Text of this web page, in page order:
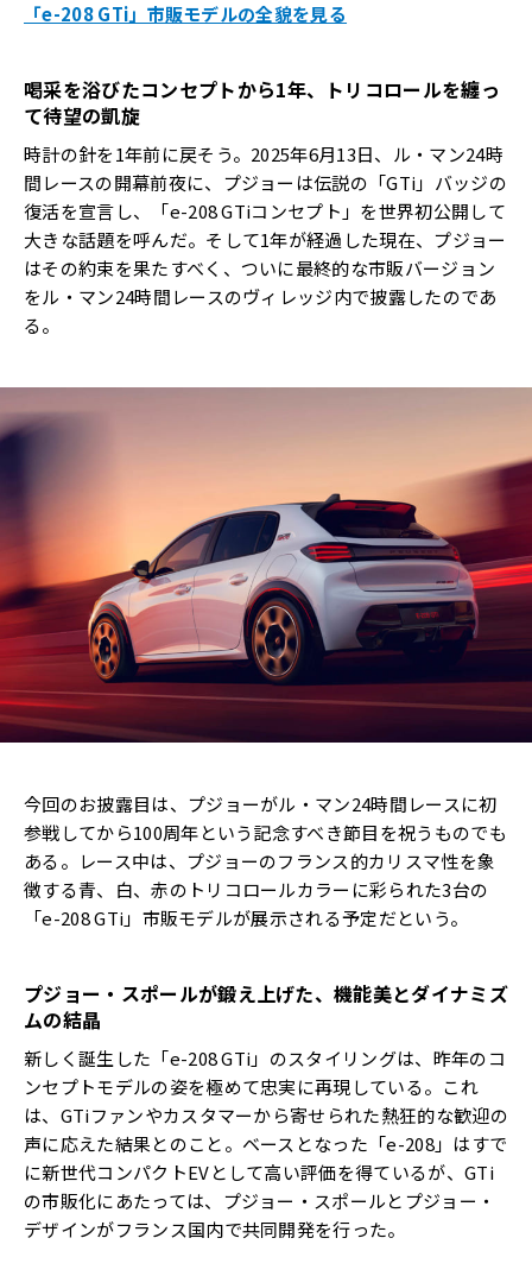
「e-208 GTi」市販モデルの全貌を見る
喝采を浴びたコンセプトから1年、トリコロールを纏っ
て待望の凱旋
時計の針を1年前に戻そう。2025年6月13日、ル・マン24時
間レースの開幕前夜に、プジョーは伝説の「GTi」バッジの
復活を宣言し、「e-208 GTiコンセプト」を世界初公開して
大きな話題を呼んだ。そして1年が経過した現在、プジョー
はその約束を果たすべく、ついに最終的な市販バージョン
をル・マン24時間レースのヴィレッジ内で披露したのであ
る。
今回のお披露目は、プジョーがル・マン24時間レースに初
参戦してから100周年という記念すべき節目を祝うものでも
ある。レース中は、プジョーのフランス的カリスマ性を象
徴する青、白、赤のトリコロールカラーに彩られた3台の
「e-208 GTi」市販モデルが展示される予定だという。
プジョー・スポールが鍛え上げた、機能美とダイナミズ
ムの結晶
新しく誕生した「e-208 GTi」のスタイリングは、昨年のコ
ンセプトモデルの姿を極めて忠実に再現している。これ
は、GTiファンやカスタマーから寄せられた熱狂的な歓迎の
声に応えた結果とのこと。ベースとなった「e-208」はすで
に新世代コンパクトEVとして高い評価を得ているが、GTi
の市販化にあたっては、プジョー・スポールとプジョー・
デザインがフランス国内で共同開発を行った。